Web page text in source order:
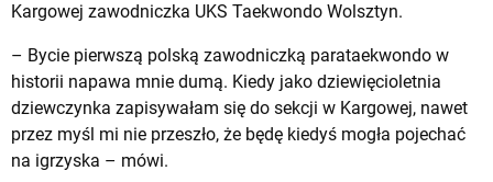
Kargowej zawodniczka UKS Taekwondo Wolsztyn.
– Bycie pierwszą polską zawodniczką parataekwondo w
historii napawa mnie dumą. Kiedy jako dziewięcioletnia
dziewczynka zapisywałam się do sekcji w Kargowej, nawet
przez myśl mi nie przeszło, że będę kiedyś mogła pojechać
na igrzyska – mówi.